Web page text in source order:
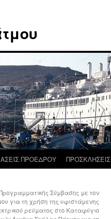
ΠΡΟΕΔΡΟΥ ΠΡΟΣΚΛΗΣΕΙΣ
Σύμβασης με τον
για τη χρήση της υφιστάμενης
ρεύματος στο Καταφύγιο